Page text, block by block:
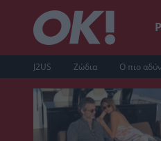
J2US Ζώδια Ο πιο